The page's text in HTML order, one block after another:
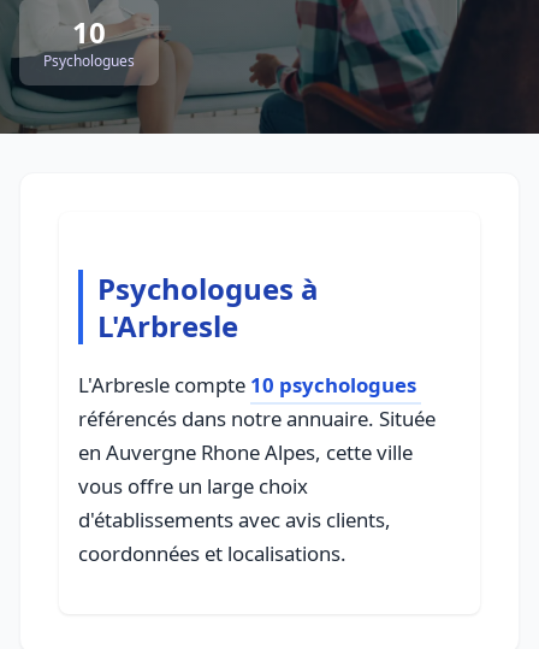
10
Psychologues
Psychologues à
L'Arbresle
L'Arbresle compte 10 psychologues
référencés dans notre annuaire. Située
en Auvergne Rhone Alpes, cette ville
vous offre un large choix
d'établissements avec avis clients,
coordonnées et localisations.